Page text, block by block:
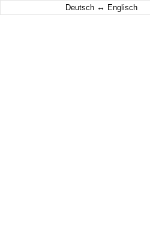
Deutsch ↔ Englisch